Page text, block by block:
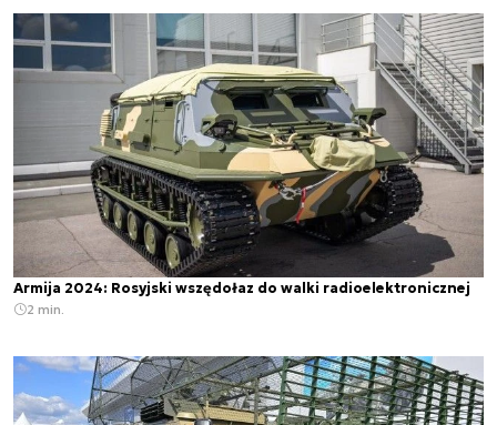
Armija 2024: Rosyjski wszędołaz do walki radioelektronicznej
2 min.